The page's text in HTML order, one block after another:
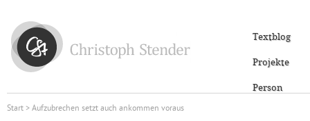
Textblog
Projekte
Person
Start> Aufzubrechen setzt auch ankommen voraus